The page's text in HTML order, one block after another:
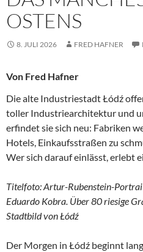
OSTENS
8. JULI 2026 FRED HAFNER
Von Fred Hafner
Die alte Industriestadt Łódź
toller Industriearchitektur und
erfindet sie sich neu: Fabriken
Hotels, Einkaufsstraßen zu
Wer sich darauf einlässt, erlebt
Titelfoto: Artur-Rubenstein-
Eduardo Kobra. Über 80 riesige
Stadtbild von Łódź
Der Morgen in Łódź beginnt